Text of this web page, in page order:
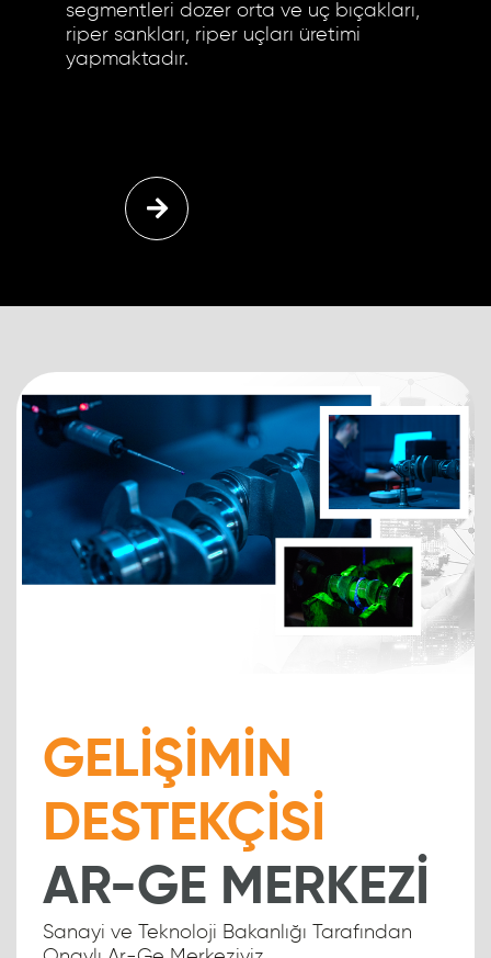
segmentleri dozer orta ve uç bıçakları,
riper sankları, riper uçları üretimi
yapmaktadır.
GELİŞİMİN
DESTEKÇİSİ
AR-GE MERKEZİ
Sanayi ve Teknoloji Bakanlığı Tarafından